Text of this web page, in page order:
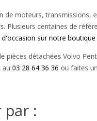
de moteurs, transmissions,
Plusieurs centaines de
sur notre
pièces détachées Volvo
au 03 28 64 36 36 ou faites
par :